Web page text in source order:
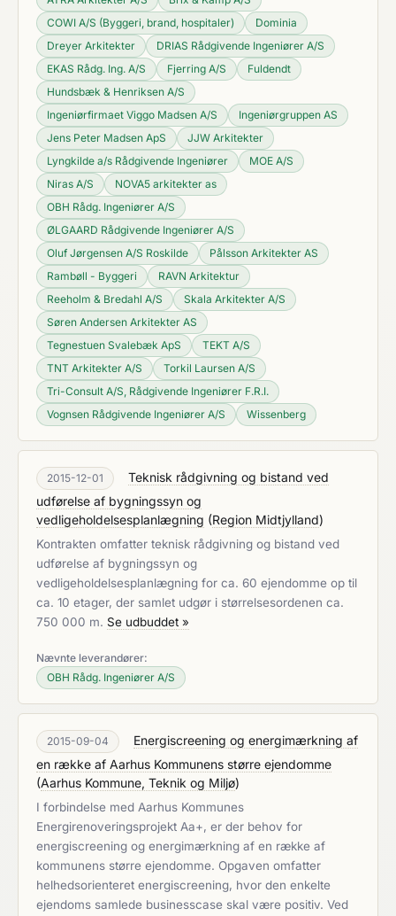
COWI A/S (Byggeri, brand, hospitaler)
Dominia
Dreyer Arkitekter
DRIAS Rådgivende Ingeniører A/S
EKAS Rådg. Ing. A/S
Fjerring A/S
Fuldendt
Hundsbæk & Henriksen A/S
Ingeniørfirmaet Viggo Madsen A/S
Ingeniørgruppen AS
Jens Peter Madsen ApS
JJW Arkitekter
Lyngkilde a/s Rådgivende Ingeniører
MOE A/S
Niras A/S
NOVA5 arkitekter as
OBH Rådg. Ingeniører A/S
ØLGAARD Rådgivende Ingeniører A/S
Oluf Jørgensen A/S Roskilde
Pålsson Arkitekter AS
Rambøll - Byggeri
RAVN Arkitektur
Reeholm & Bredahl A/S
Skala Arkitekter A/S
Søren Andersen Arkitekter AS
Tegnestuen Svalebæk ApS
TEKT A/S
TNT Arkitekter A/S
Torkil Laursen A/S
Tri-Consult A/S, Rådgivende Ingeniører F.R.I.
Vognsen Rådgivende Ingeniører A/S
Wissenberg
2015-12-01
Teknisk rådgivning og bistand ved
udførelse af bygningssyn og
vedligeholdelsesplanlægning (Region Midtjylland)
Kontrakten omfatter teknisk rådgivning og bistand ved
udførelse af bygningssyn og
vedligeholdelsesplanlægning for ca. 60 ejendomme op til
ca. 10 etager, der samlet udgør i størrelsesordenen ca.
750 000 m. Se udbuddet »
Nævnte leverandører:
OBH Rådg. Ingeniører A/S
2015-09-04
Energiscreening og energimærkning af
en række af Aarhus Kommunens større ejendomme
(Aarhus Kommune, Teknik og Miljø)
I forbindelse med Aarhus Kommunes
Energirenoveringsprojekt Aa+, er der behov for
energiscreening og energimærkning af en række af
kommunens større ejendomme. Opgaven omfatter
helhedsorienteret energiscreening, hvor den enkelte
ejendoms samlede businesscase skal være positiv. Ved